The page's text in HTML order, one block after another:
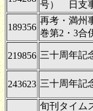
号） 日支
189356
再考・満州
巻第2・3合
219856 三十周年記
243623 三十周年記
旬刊タイ